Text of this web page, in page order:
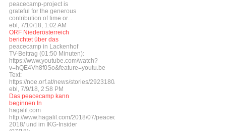
peacecamp-project is
grateful for the generous
contribution of time or...
ebl, 7/10/18, 1:02 AM
ORF Niederösterreich
berichtet über das
peacecamp in Lackenhof
TV-Beitrag (01:50 Minuten):
https://www.youtube.com/watch?
v=hQE4Vh8f0So&feature=youtu.be
Text:
https://noe.orf.at/news/stories/2923180/
ebl, 7/9/18, 2:58 PM
Das peacecamp kann
beginnen In
hagalil.com
http://www.hagalil.com/2018/07/peacecamp-
2018/ und im IKG-Insider